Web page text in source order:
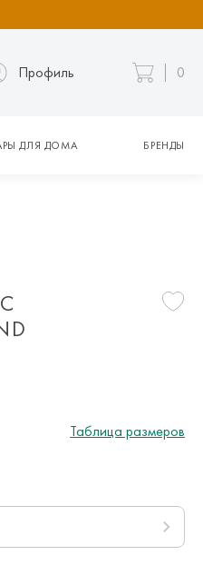
Профиль 0
ДЛЯ ДОМА БРЕНДЫ
Таблица размеров